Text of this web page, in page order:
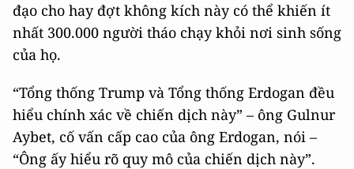
đạo cho hay đợt không kích này có thể khiến ít
nhất 300.000 người tháo chạy khỏi nơi sinh sống
của họ.
“Tổng thống Trump và Tổng thống Erdogan đều
hiểu chính xác về chiến dịch này” – ông Gulnur
Aybet, cố vấn cấp cao của ông Erdogan, nói –
“Ông ấy hiểu rõ quy mô của chiến dịch này”.